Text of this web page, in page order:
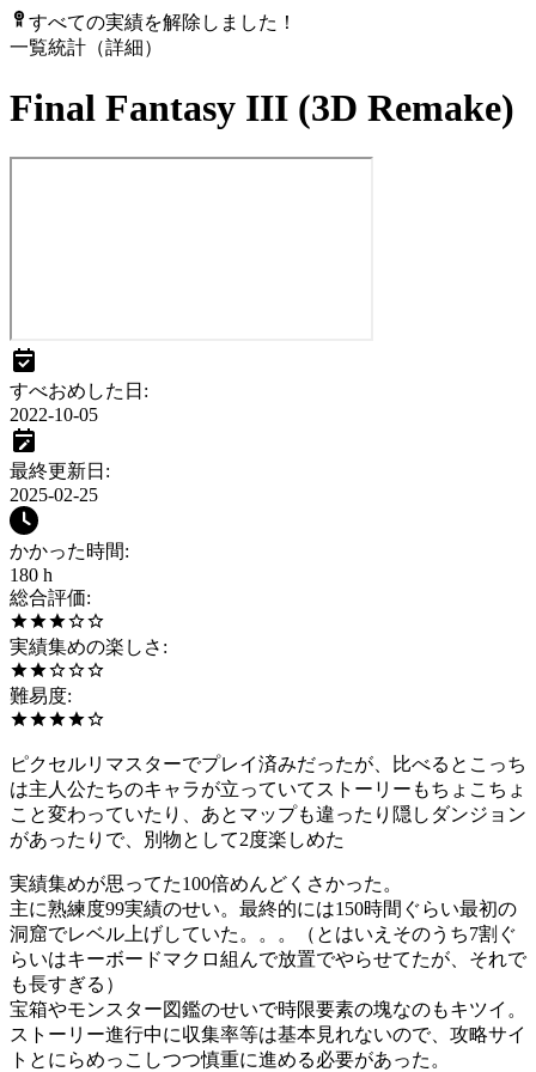
すべての実績を解除しました！
一覧統計（詳細）
Final Fantasy III (3D Remake)
すべおめした日 :
2022-10-05
最終更新日 :
2025-02-25
かかった時間:
180 h
総合評価:
実績集めの楽しさ :
難易度:
ピクセルリマスターでプレイ済みだったが、比べるとこっち
は主人公たちのキャラが立っていてストーリーもちょこちょ
こと変わっていたり、あとマップも違ったり隠しダンジョン
があったりで、別物として2度楽しめた
実績集めが思ってた100倍めんどくさかった。
主に熟練度99実績のせい。最終的には150時間ぐらい最初の
洞窟でレベル上げしていた。。。（とはいえそのうち7割ぐ
らいはキーボードマクロ組んで放置でやらせてたが、それで
も長すぎる）
宝箱やモンスター図鑑のせいで時限要素の塊なのもキツイ。
ストーリー進行中に収集率等は基本見れないので、攻略サイ
トとにらめっこしつつ慎重に進める必要があった。